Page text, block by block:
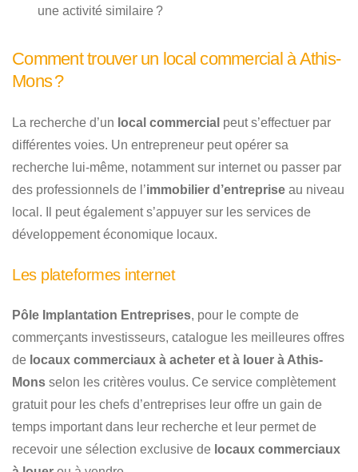
une activité similaire ?
Comment trouver un local commercial à Athis-
Mons ?
La recherche d’un local commercial peut s’effectuer par
différentes voies. Un entrepreneur peut opérer sa
recherche lui-même, notamment sur internet ou passer par
des professionnels de l’immobilier d’entreprise au niveau
local. Il peut également s’appuyer sur les services de
développement économique locaux.
Les plateformes internet
Pôle Implantation Entreprises, pour le compte de
commerçants investisseurs, catalogue les meilleures offres
de locaux commerciaux à acheter et à louer à Athis-
Mons selon les critères voulus. Ce service complètement
gratuit pour les chefs d’entreprises leur offre un gain de
temps important dans leur recherche et leur permet de
recevoir une sélection exclusive de locaux commerciaux